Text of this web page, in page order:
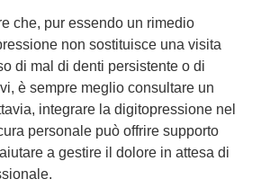
che, pur essendo un rimedio
non sostituisce una visita
di mal di denti persistente o di
è sempre meglio consultare un
integrare la digitopressione nel
personale può offrire supporto
a gestire il dolore in attesa di